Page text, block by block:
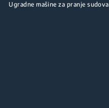
Ugradne mašine za pranje sudova